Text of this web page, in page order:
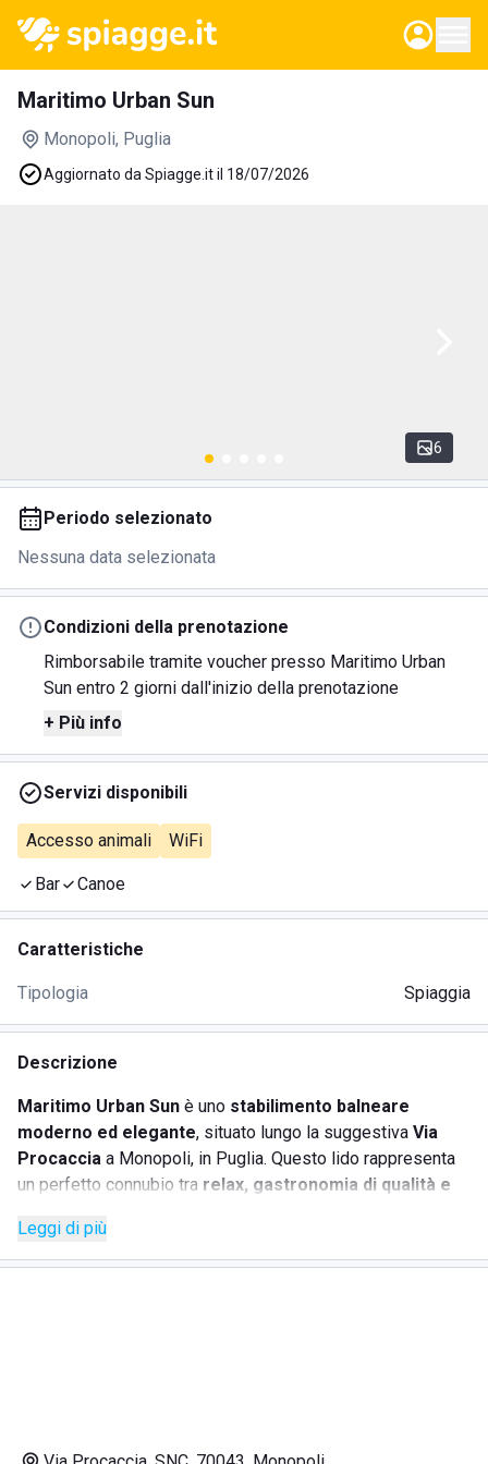
Maritimo Urban Sun
Monopoli, Puglia
Aggiornato da Spiagge.it il 18/07/2026
6
Periodo selezionato
Nessuna data selezionata
Condizioni della prenotazione
Rimborsabile tramite voucher presso Maritimo Urban
Sun entro 2 giorni dall'inizio della prenotazione
+ Più info
Servizi disponibili
Accesso animali WiFi
Bar Canoe
Caratteristiche
Tipologia Spiaggia
Descrizione
Maritimo Urban Sun è uno stabilimento balneare
moderno ed elegante, situato lungo la suggestiva Via
Procaccia a Monopoli, in Puglia. Questo lido rappresenta
un perfetto connubio tra relax, gastronomia di qualità e
famiglie, coppie e gruppi di amici.
La struttura si distingue per l'attenzione ai dettagli e per
Leggi di più